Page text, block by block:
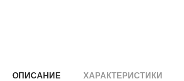
ОПИСАНИЕ ХАРАКТЕРИСТИКИ